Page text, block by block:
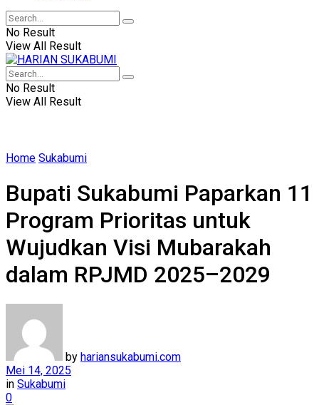
No Result
View All Result
No Result
View All Result
Home Sukabumi
Bupati Sukabumi Paparkan 11
Program Prioritas untuk
Wujudkan Visi Mubarakah
dalam RPJMD 2025–2029
by hariansukabumi.com
Mei 14, 2025
in Sukabumi
0